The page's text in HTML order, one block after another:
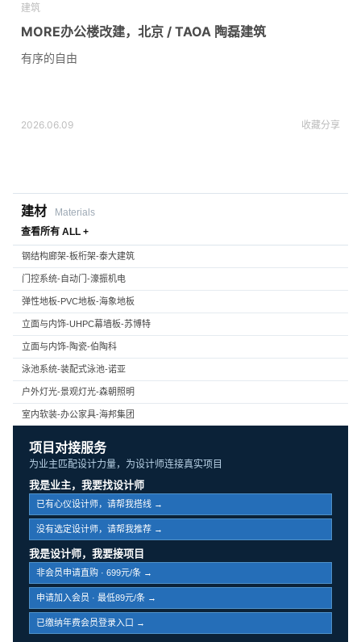
建筑
MORE办公楼改建，北京 / TAOA 陶磊建筑
有序的自由
2026.06.09 收藏分享
建材
Materials
查看所有 ALL +
钢结构廊架-板桁架-泰大建筑
门控系统-自动门-濠振机电
弹性地板-PVC地板-海象地板
立面与内饰-UHPC幕墙板-苏博特
立面与内饰-陶瓷-伯陶科
泳池系统-装配式泳池-诺亚
户外灯光-景观灯光-森朝照明
室内软装-办公家具-海邦集团
项目对接服务
为业主匹配设计力量，为设计师连接真实项目
我是业主，我要找设计师
已有心仪设计师，请帮我搭线 →
没有选定设计师，请帮我推荐 →
我是设计师，我要接项目
非会员申请直购 · 699元/条 →
申请加入会员 · 最低89元/条 →
已缴纳年费会员登录入口 →